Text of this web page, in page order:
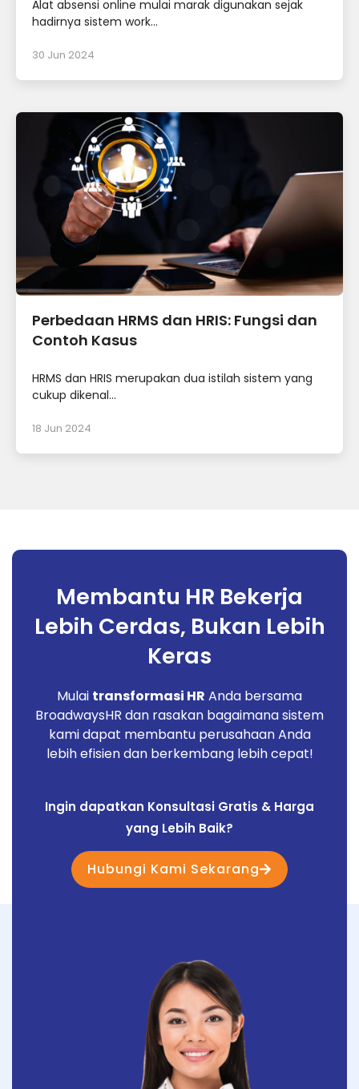
Alat absensi online mulai marak digunakan sejak
hadirnya sistem work...
30 Jun 2024
Perbedaan HRMS dan HRIS: Fungsi dan
Contoh Kasus
HRMS dan HRIS merupakan dua istilah sistem yang
cukup dikenal...
18 Jun 2024
Membantu HR Bekerja
Lebih Cerdas, Bukan Lebih
Keras
Mulai transformasi HR Anda bersama
BroadwaysHR dan rasakan bagaimana sistem
kami dapat membantu perusahaan Anda
lebih efisien dan berkembang lebih cepat!
Ingin dapatkan Konsultasi Gratis & Harga
yang Lebih Baik?
Hubungi Kami Sekarang